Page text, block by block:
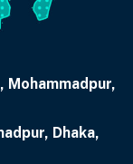
Mohammadpur,
Dhaka,